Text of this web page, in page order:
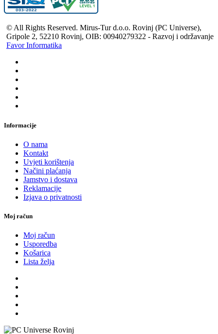
© All Rights Reserved. Mirus-Tur d.o.o. Rovinj (PC Universe),
Gripole 2, 52210 Rovinj, OIB: 00940279322 - Razvoj i održavanje
Favor Informatika
Informacije
O nama
Kontakt
Uvjeti korištenja
Načini plaćanja
Jamstvo i dostava
Reklamacije
Izjava o privatnosti
Moj račun
Moj račun
Usporedba
Košarica
Lista želja